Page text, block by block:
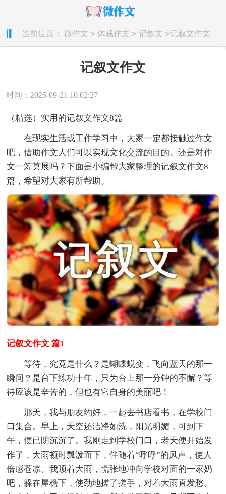
当前位置： 微作文 > 体裁作文 > 记叙文 >记叙文作文
记叙文作文
时间：2025-09-21 10:02:27
（精选）实用的记叙文作文8篇
在现实生活或工作学习中，大家一定都接触过作文
吧，借助作文人们可以实现文化交流的目的。还是对作
文一筹莫展吗？下面是小编帮大家整理的记叙文作文8
篇，希望对大家有所帮助。
记叙文作文 篇1
等待，究竟是什么？是蝴蝶蜕变，飞向蓝天的那一
瞬间？是台下练功十年，只为台上那一分钟的不懈？等
待应该是辛苦的，但也有它自身的美丽吧！
那天，我与朋友约好，一起去书店看书，在学校门
口集合。早上，天空还洁净如洗，阳光明媚，可到下
午，便已阴沉沉了。我刚走到学校门口，老天便开始发
作了，大雨顿时瓢泼而下，伴随着“呼呼”的风声，使人
倍感苍凉。我顶着大雨，慌张地冲向学校对面的一家奶
吧，躲在屋檐下，使劲地搓了搓手，对着大雨直发愁。